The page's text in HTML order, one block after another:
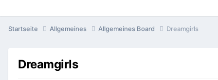
Startseite Allgemeines Allgemeines Board Dreamgirls
Dreamgirls